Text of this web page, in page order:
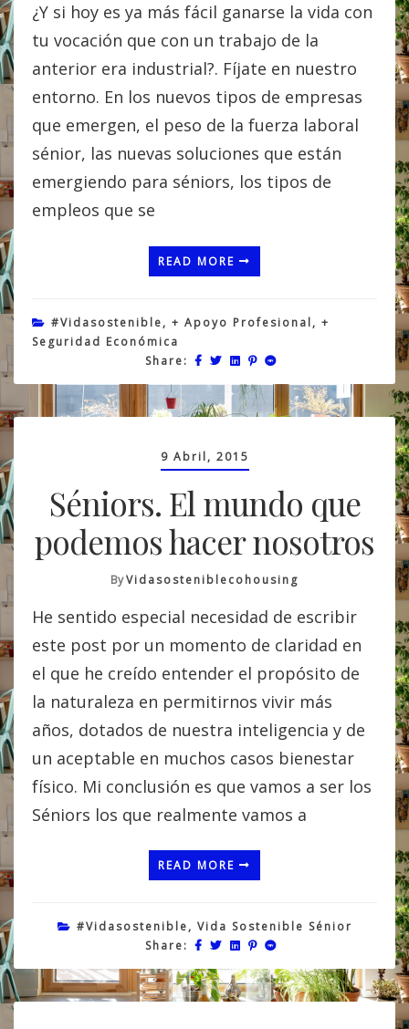
¿Y si hoy es ya más fácil ganarse la vida con
tu vocación que con un trabajo de la
anterior era industrial?. Fíjate en nuestro
entorno. En los nuevos tipos de empresas
que emergen, el peso de la fuerza laboral
sénior, las nuevas soluciones que están
emergiendo para séniors, los tipos de
empleos que se
READ MORE
#vidasostenible, + Apoyo Profesional, +
Seguridad Económica
Share:
9 Abril, 2015
Séniors. El mundo que
podemos hacer nosotros
ByVidasosteniblecohousing
He sentido especial necesidad de escribir
este post por un momento de claridad en
el que he creído entender el propósito de
la naturaleza en permitirnos vivir más
años, dotados de nuestra inteligencia y de
un aceptable en muchos casos bienestar
físico. Mi conclusión es que vamos a ser los
Séniors los que realmente vamos a
READ MORE
#vidasostenible, Vida Sostenible Sénior
Share: